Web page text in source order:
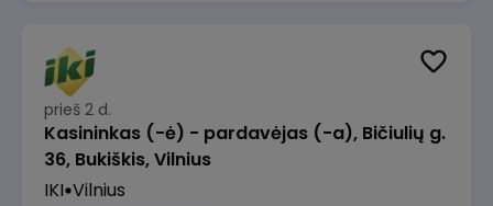
prieš 2 d.
Kasininkas (-ė) - pardavėjas (-a), Bičiulių g.
36, Bukiškis, Vilnius
IKI Vilnius